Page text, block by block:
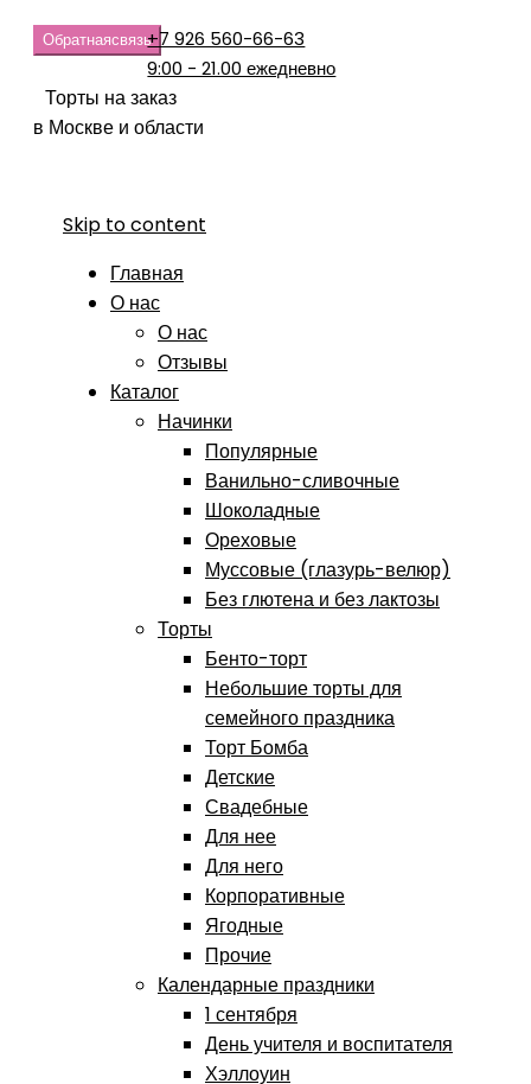
Обратнаясвязь+7 926 560-66-63
9:00 - 21.00 ежедневно
Торты на заказ
в Москве и области
Skip to content
Главная
О нас
О нас
Отзывы
Каталог
Начинки
Популярные
Ванильно-сливочные
Шоколадные
Ореховые
Муссовые (глазурь-велюр)
Без глютена и без лактозы
Торты
Бенто-торт
Небольшие торты для
семейного праздника
Торт Бомба
Детские
Свадебные
Для нее
Для него
Корпоративные
Ягодные
Прочие
Календарные праздники
1 сентября
День учителя и воспитателя
Хэллоуин